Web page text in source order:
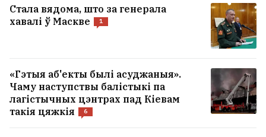
Стала вядома, што за генерала
хавалі ў Маскве
1
«Гэтыя аб'екты былі асуджаныя».
Чаму наступствы балістыкі па
лагістычных цэнтрах пад Кіевам
такія цяжкія
6